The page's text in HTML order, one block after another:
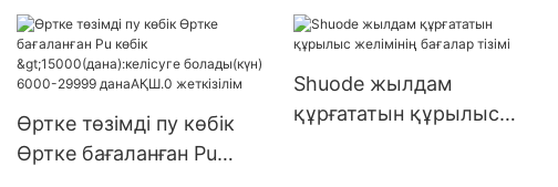
ағаш супер желім
Өртке төзімді пу көбік
Өртке бағаланған Pu
Shuode жылдам
құрғататын құрылыс